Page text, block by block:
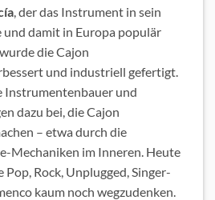
, der das Instrument in sein
damit in Europa populär
die Cajon
und industriell gefertigt.
Instrumentenbauer und
dazu bei, die Cajon
– etwa durch die
Mechaniken im Inneren. Heute
Pop, Rock, Unplugged, Singer-
kaum noch wegzudenken.